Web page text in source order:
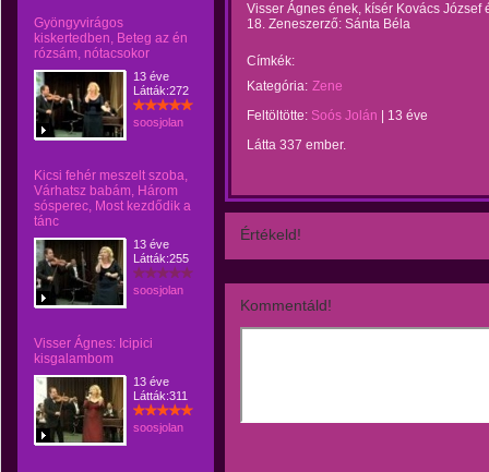
Gyöngyvirágos
kiskertedben, Beteg az én
rózsám, nótacsokor
13 éve
Látták:272
soosjolan
Kicsi fehér meszelt szoba,
Várhatsz babám, Három
sósperec, Most kezdődik a
tánc
13 éve
Látták:255
soosjolan
Visser Ágnes: Icipici
kisgalambom
13 éve
Látták:311
soosjolan
Visser Ágnes ének, kísér Kovács
18. Zeneszerző: Sánta Béla
Címkék:
Kategória: Zene
Feltöltötte: Soós Jolán
13 éve
Látta 337 ember.
Értékeld!
Kommentáld!